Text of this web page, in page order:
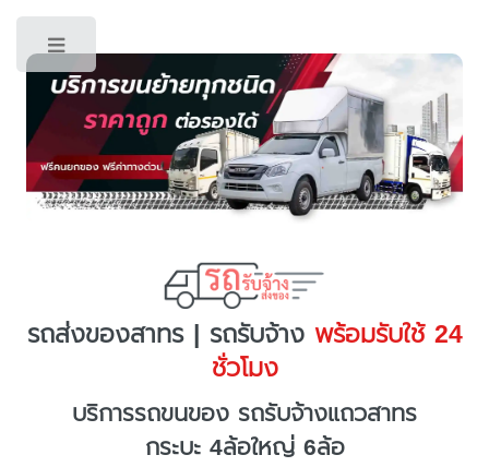
รถส่งของสาทร | รถรับจ้างพร้อมรับใช้ 24
ชั่วโมง
บริการรถขนของ รถรับจ้างแถวสาทร
กระบะ 4ล้อใหญ่ 6ล้อ
Toggle